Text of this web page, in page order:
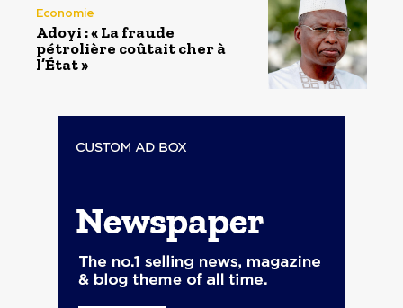
Economie
Adoyi : « La fraude
pétrolière coûtait cher à
l’État »